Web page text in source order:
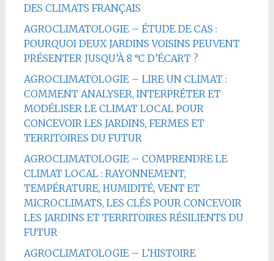
DES CLIMATS FRANÇAIS
AGROCLIMATOLOGIE – ÉTUDE DE CAS :
POURQUOI DEUX JARDINS VOISINS PEUVENT
PRÉSENTER JUSQU’À 8 °C D’ÉCART ?
AGROCLIMATOLOGIE – LIRE UN CLIMAT :
COMMENT ANALYSER, INTERPRÉTER ET
MODÉLISER LE CLIMAT LOCAL POUR
CONCEVOIR LES JARDINS, FERMES ET
TERRITOIRES DU FUTUR
AGROCLIMATOLOGIE – COMPRENDRE LE
CLIMAT LOCAL : RAYONNEMENT,
TEMPÉRATURE, HUMIDITÉ, VENT ET
MICROCLIMATS, LES CLÉS POUR CONCEVOIR
LES JARDINS ET TERRITOIRES RÉSILIENTS DU
FUTUR
AGROCLIMATOLOGIE – L’HISTOIRE